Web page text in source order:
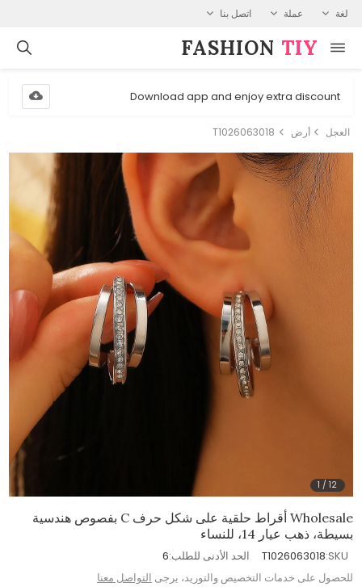
لغة عملة اتصل بنا
FASHION⁠ TIY
Download app and enjoy extra discount
العجل أرض T1026063018
1 /12
Wholesale أقراط حلقية على شكل حرف C بفصوص هندسية
بسيطة، ذهب عيار 14، للنساء
SKU:
T1026063018 الحد الأدنى للطلب:6
للحصول على خدمات التخصيص والتوريد، يرجى التواصل معنا